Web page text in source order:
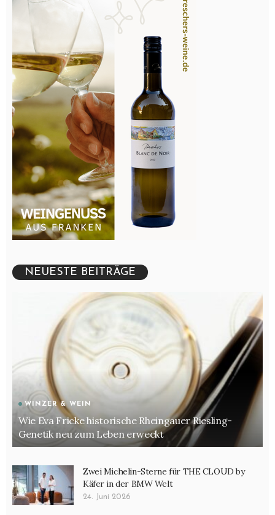
Mise-en-place: Der Schlüssel zur effizienten
Küchenarbeit
Tipps für den Messerkauf
Was ist ein Pacojet?
Was sind Gastro-Norm Behälter (GN) und welche
Größen gibt es
Was zählt unter Wurzelgemüse
Welche Küchenkräuter haben die meisten Vitamine
Welche Messer werden in der Gastronomie am
meisten genutzt?
Welches Küchenmesser zum Obst schneiden?
Wer ist ein Veganer oder Veganerin
Wissen
NEUESTE BEITRÄGE
WINZER & WEIN
Wie Eva Fricke historische Rheingauer Riesling-
Genetik neu zum Leben erweckt
Zwei Michelin-Sterne für THE CLOUD by
Käfer in der BMW Welt
24. Juni 2026